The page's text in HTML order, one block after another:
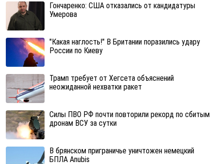
Гончаренко: США отказались от кандидатуры
Умерова
"Какая наглость!" В Британии поразились удару
России по Киеву
Трамп требует от Хегсета объяснений
неожиданной нехватки ракет
Cилы ПВО РФ почти повторили рекорд по сбитым
дронам ВСУ за сутки
В брянском приграничье уничтожен немецкий
БПЛА Anubis